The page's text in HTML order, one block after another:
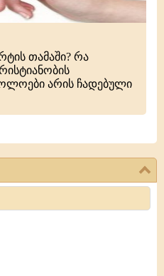
თამაში? რა
არის ჩადებული